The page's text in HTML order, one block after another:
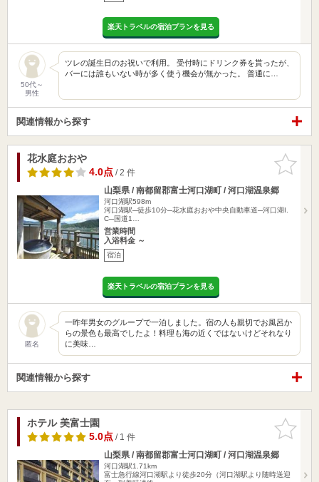
楽天トラベルの宿泊プランを見る
50代～
男性
ツレの誕生日のお祝いで利用。 受付時にドリンク券を貰ったが、
バーには誰もいない時が多く使う機会が無かった。 普通に…
関連情報から探す
お気に入
りに追加
花水庭おおや
4.0点/ 2 件
山梨県 / 南都留郡富士河口湖町 / 河口湖温泉郷
河口湖駅598m
河口湖駅─徒歩10分─花水庭おおや中央自動車道─河口湖I.
C─国道1…
営業時間
入浴料金 ～
宿泊
楽天トラベルの宿泊プランを見る
匿名
一昨年男女のグループで一泊しました。宿の人も親切でお風呂か
らの景色も最高でしたよ！料理も海の近くではないけどそれなり
に美味…
関連情報から探す
お気に入
りに追加
ホテル 美富士園
5.0点/ 1 件
山梨県 / 南都留郡富士河口湖町 / 河口湖温泉郷
河口湖駅1.71km
富士急行線河口湖駅より徒歩20分（河口湖駅より随時送迎